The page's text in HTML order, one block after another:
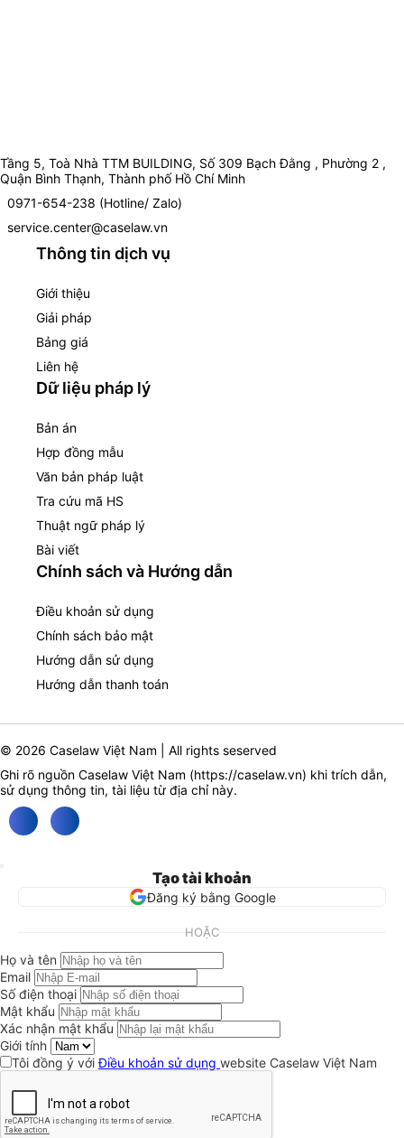
Tầng 5, Toà Nhà TTM BUILDING, Số 309 Bạch Đằng , Phường 2 ,
Quận Bình Thạnh, Thành phố Hồ Chí Minh
0971-654-238 (Hotline/ Zalo)
service.center@caselaw.vn
Thông tin dịch vụ
Giới thiệu
Giải pháp
Bảng giá
Liên hệ
Dữ liệu pháp lý
Bản án
Hợp đồng mẫu
Văn bản pháp luật
Tra cứu mã HS
Thuật ngữ pháp lý
Bài viết
Chính sách và Hướng dẫn
Điều khoản sử dụng
Chính sách bảo mật
Hướng dẫn sử dụng
Hướng dẫn thanh toán
© 2026 Caselaw Việt Nam | All rights seserved
Ghi rõ nguồn Caselaw Việt Nam (https://caselaw.vn) khi trích dẫn,
sử dụng thông tin, tài liệu từ địa chỉ này.
Tạo tài khoản
Đăng ký bằng Google
HOẶC
Họ và tên
Email
Số điện thoại
Mật khẩu
Xác nhận mật khẩu
Giới tính
Tôi đồng ý vớiĐiều khoản sử dụng website Caselaw Việt Nam